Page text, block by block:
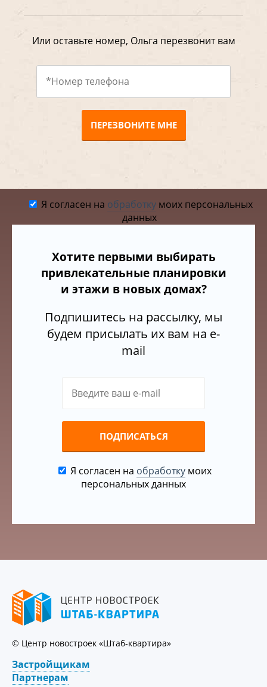
Или оставьте номер, Ольга перезвонит вам
ПЕРЕЗВОНИТЕ МНЕ
Я согласен на обработкумоих персональных
данных
Хотите первыми выбирать
привлекательные планировки
и этажи в новых домах?
Подпишитесь на рассылку, мы
будем присылать их вам на e-
mail
ПОДПИСАТЬСЯ
Я согласен на обработкумоих
персональных данных
© Центр новостроек «Штаб-квартира»
Застройщикам
Партнерам